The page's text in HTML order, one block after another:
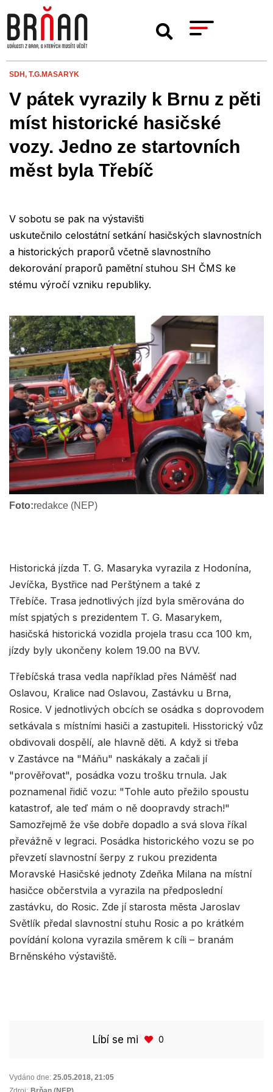
SDH, T.G.MASARYK
V pátek vyrazily k Brnu z pěti
míst historické hasičské
vozy. Jedno ze startovních
měst byla Třebíč
V sobotu se pak na výstavišti
uskutečnilo celostátní setkání hasičských slavnostních
a historických praporů včetně slavnostního
dekorování praporů pamětní stuhou SH ČMS ke
stému výročí vzniku republiky.
Foto:redakce (NEP)
Historická jízda T. G. Masaryka vyrazila z Hodonína,
Jevíčka, Bystřice nad Perštýnem a také z
Třebíče. Trasa jednotlivých jízd byla směrována do
míst spjatých s prezidentem T. G. Masarykem,
hasičská historická vozidla projela trasu cca 100 km,
jízdy byly ukončeny kolem 19.00 na BVV.
Třebíčská trasa vedla například přes Náměšť nad
Oslavou, Kralice nad Oslavou, Zastávku u Brna,
Rosice. V jednotlivých obcích se osádka s doprovodem
setkávala s místními hasiči a zastupiteli. Hisstorický vůz
obdivovali dospělí, ale hlavně děti. A když si třeba
v Zastávce na "Máňu" naskákaly a začali jí
"prověřovat", posádka vozu trošku trnula. Jak
poznamenal řidič vozu: "Tohle auto přežilo spoustu
katastrof, ale teď mám o ně doopravdy strach!"
Samozřejmě že vše dobře dopadlo a svá slova říkal
převážně v legraci. Posádka historického vozu se po
převzetí slavnostní šerpy z rukou prezidenta
Moravské Hasičské jednoty Zdeňka Milana na místní
hasičce občerstvila a vyrazila na předposlední
zastávku, do Rosic. Zde jí starosta města Jaroslav
Světlík předal slavnostní stuhu Rosic a po krátkém
povídání kolona vyrazila směrem k cíli – branám
Brněnského výstaviště.
Líbí se mi 0
Vydáno dne: 25.05.2018, 21:05